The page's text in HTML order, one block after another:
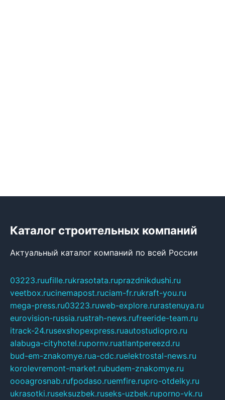
Каталог строительных компаний
Актуальный каталог компаний по всей России
03223.ruufille.rukrasotata.ruprazdnikdushi.ru
veetbox.rucinemapost.ruciam-fr.rukraft-you.ru
mega-press.ru03223.ruweb-explore.rurastenuya.ru
eurovision-russia.rustrah-news.rufreeride-team.ru
itrack-24.rusexshopexpress.ruautostudiopro.ru
alabuga-cityhotel.rupornv.ruatlantpereezd.ru
bud-em-znakomye.rua-cdc.ruelektrostal-news.ru
korolevremont-market.rubudem-znakomye.ru
oooagrosnab.rufpodaso.ruemfire.rupro-otdelky.ru
ukrasotki.ruseksuzbek.ruseks-uzbek.ruporno-vk.ru